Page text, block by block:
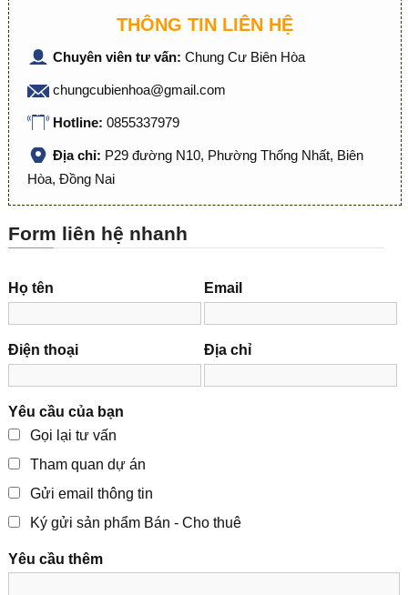
THÔNG TIN LIÊN HỆ
Chuyên viên tư vấn: Chung Cư Biên Hòa
chungcubienhoa@gmail.com
Hotline: 0855337979
Địa chỉ: P29 đường N10, Phường Thống Nhất, Biên
Hòa, Đồng Nai
Form liên hệ nhanh
Họ tên Email
Điện thoại Địa chỉ
Yêu cầu của bạn
Gọi lại tư vấn
Tham quan dự án
Gửi email thông tin
Ký gửi sản phẩm Bán - Cho thuê
Yêu cầu thêm